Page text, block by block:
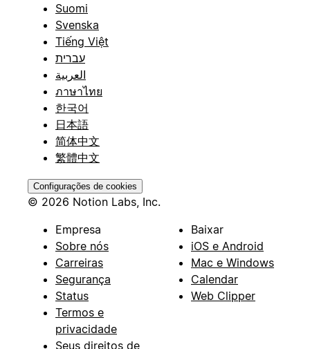
Suomi
Svenska
Tiếng Việt
עברית
العربية
ภาษาไทย
한국어
日本語
简体中文
繁體中文
Configurações de cookies
© 2026 Notion Labs, Inc.
Empresa
Sobre nós
Carreiras
Segurança
Status
Termos e
privacidade
Seus direitos de
Baixar
iOS e Android
Mac e Windows
Calendar
Web Clipper